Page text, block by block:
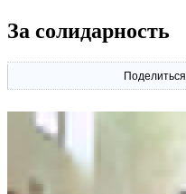
За солидарность
Поделиться